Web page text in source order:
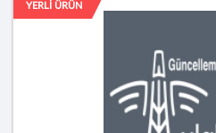
YERLİ ÜRÜN